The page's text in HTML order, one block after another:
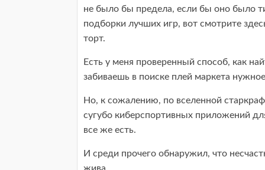
не было бы предела, если бы оно было
подборки лучших игр, вот смотрите
торт.
Есть у меня проверенный способ, как
забиваешь в поиске плей маркета
Но, к сожалению, по вселенной
сугубо киберспортивных приложений
все же есть.
И среди прочего обнаружил, что